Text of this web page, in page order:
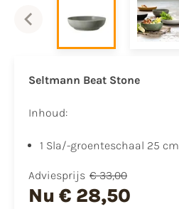
Seltmann Beat Stone
Inhoud:
1 Sla/-groenteschaal 25 cm
Adviesprijs € 33,00
Nu € 28,50